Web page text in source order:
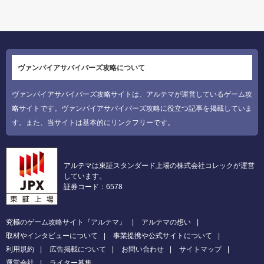
ヴァンパイアサバイバーズ攻略について
ヴァンパイアサバイバーズ攻略サイトは、アルテマが運営しているゲーム攻
略サイトです。ヴァンパイアサバイバーズ攻略に役立つ記事を掲載していま
す。また、当サイトは基本的にリンクフリーです。
アルテマは東証スタンダード上場の株式会社コレックが運営
しています。
証券コード：6578
究極のゲーム攻略サイト『アルテマ』
アルテマの想い
取材やインタビューについて
事業提携や公式サイトについて
利用規約
広告掲載について お問い合わせ
サイトマップ